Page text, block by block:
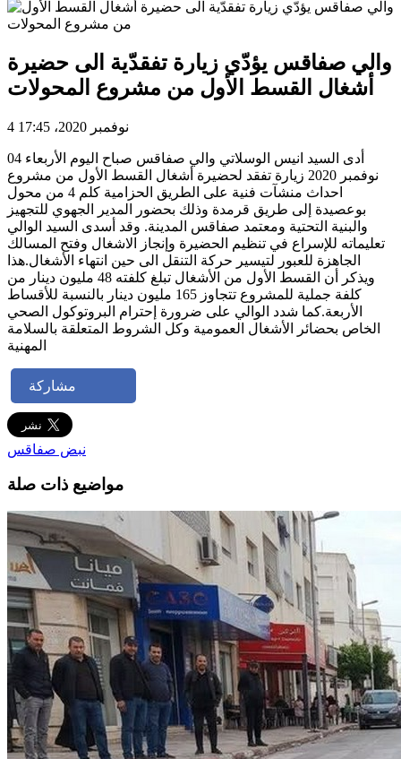
والي صفاقس يؤدّي زيارة تفقدّية الى حضيرة
أشغال القسط الأول من مشروع المحولات
4 نوفمبر 2020، 17:45
أدى السيد انيس الوسلاتي والي صفاقس صباح اليوم الأربعاء 04
نوفمبر 2020 زيارة تفقد لحضيرة أشغال القسط الأول من مشروع
احداث منشآت فنية على الطريق الحزامية كلم 4 من محول
بوعصيدة إلى طريق قرمدة وذلك بحضور المدير الجهوي للتجهيز
والبنية التحتية ومعتمد صفاقس المدينة. وقد أسدى السيد الوالي
تعليماته للإسراع في تنظيم الحضيرة وإنجاز الاشغال وفتح المسالك
الجاهزة للعبور لتيسير حركة التنقل الى حين انتهاء الأشغال.هذا
ويذكر أن القسط الأول من الأشغال تبلغ كلفته 48 مليون دينار من
كلفة جملية للمشروع تتجاوز 165 مليون دينار بالنسبة للأقساط
الأربعة.كما شدد الوالي على ضرورة إحترام البروتوكول الصحي
الخاص بحضائر الأشغال العمومية وكل الشروط المتعلقة بالسلامة
المهنية
مشاركة
نبض صفاقس
مواضيع ذات صلة